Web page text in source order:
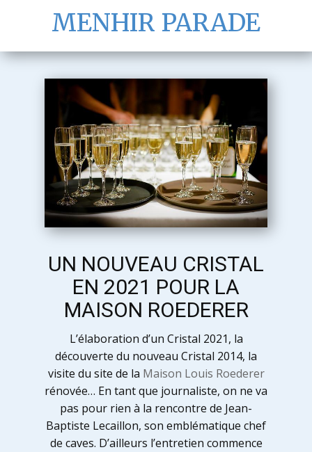
MENHIR PARADE
UN NOUVEAU CRISTAL
EN 2021 POUR LA
MAISON ROEDERER
L’élaboration d’un Cristal 2021, la
découverte du nouveau Cristal 2014, la
visite du site de la Maison Louis Roederer
rénovée… En tant que journaliste, on ne va
pas pour rien à la rencontre de Jean-
Baptiste Lecaillon, son emblématique chef
de caves. D’ailleurs l’entretien commence